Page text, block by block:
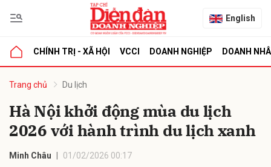
English
CHÍNH TRỊ - XÃ HỘI VCCI DOANH NGHIỆP DOANH
Trang chủ Du lịch
Hà Nội khởi động mùa du lịch
2026 với hành trình du lịch xanh
Minh Châu 01/02/2026 00:17
luận